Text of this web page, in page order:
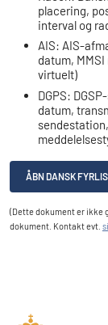
placering,
interval og
AIS: AIS-
datum,
virtuelt)
DGPS:
datum,
ÅBN DANSK
(Dette dokument er ikke
dokument. Kontakt evt.